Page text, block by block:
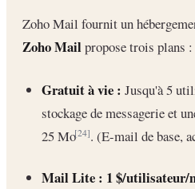
Zoho Mail fournit un
Zoho Mailpropose trois plans :
Gratuit à vie : Jusqu'à 5
stockage de messagerie et
25 Mo[24]. (E-mail de base,
Mail Lite : 1 $/utilisateur/